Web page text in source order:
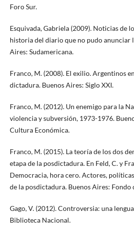
Foro Sur.
Esquivada, Gabriela (2009). Noticias de
historia del diario que no pudo anunciar
Aires: Sudamericana.
Franco, M. (2008). El exilio. Argentinos
dictadura. Buenos Aires: Siglo XXI.
Franco, M. (2012). Un enemigo para la
violencia y subversión, 1973-1976.
Cultura Económica.
Franco, M. (2015). La teoría de los dos
etapa de la posdictadura. En Feld, C. y
Democracia, hora cero. Actores,
de la posdictadura. Buenos Aires:
Gago, V. (2012). Controversia: una
Biblioteca Nacional.